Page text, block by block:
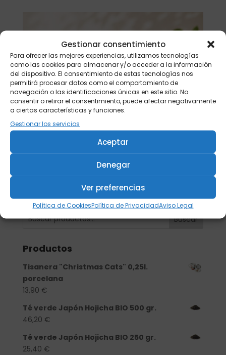
Gestionar consentimiento
Para ofrecer las mejores experiencias, utilizamos tecnologías
como las cookies para almacenar y/o acceder a la información
del dispositivo. El consentimiento de estas tecnologías nos
permitirá procesar datos como el comportamiento de
navegación o las identificaciones únicas en este sitio. No
consentir o retirar el consentimiento, puede afectar negativamente
a ciertas características y funciones.
Gestionar los servicios
Aceptar
Denegar
Ver preferencias
Política de CookiesPolítica de PrivacidadAviso Legal
Buscar
Productos
Tisanera "Christmas Cats" 0,25l.
porcelana
13,90 €
Té verde Japón Hojicha BIO 500 gr.
46,20 €
Té verde Japón Hojicha BIO 250 gr.
25,40 €